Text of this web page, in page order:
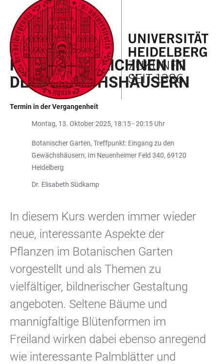
LINKS
ZUR
BARRIEREFREIHEIT
ZUM
HAUPTINHALT
HAUPTNAVIGATION
ÖFFNEN
WEBSEITENSUCHE
ÖFFNEN
GRÜNE SCHULE HEIDELBERG
PFLANZEN ZEICHNEN IN
DEN GEWÄCHSHÄUSERN
Termin in der Vergangenheit
Montag, 13. Oktober 2025, 18:15 - 20:15 Uhr
Botanischer Garten, Treffpunkt: Eingang zu den
Gewächshäusern, Im Neuenheimer Feld 340, 69120
Heidelberg
Dr. Elisabeth Südkamp
In diesem Kurs werden immer wieder
neue, interessante Aspekte der
Pflanzen im Botanischen Garten
vorgestellt und als Themen zu
vielfältiger, bildnerischer Gestaltung
angeboten. Seltene Bäume und
mannigfaltige Blütenformen im
Freiland wirken dabei ebenso anregend
wie interessante Palmblätter und